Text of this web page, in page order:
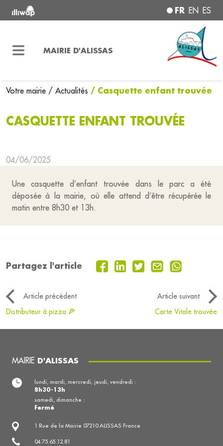
FR EN ES
MAIRIE D'ALISSAS
Votre mairie / Actualités / Casquette enfant trouvée
CASQUETTE ENFANT TROUVÉE
04/06/2025
Une casquette d’enfant trouvée dans le parc a été
déposée à la mairie, où elle attend d’être récupérée le
matin entre 8h30 et 13h.
Partagez l'article
Article précédent
Article suivant
Distributeur à pizza 🍕
Carte Vitale trouvée
MAIRIE D'ALISSAS
1 Rue de la Mairie 07210 ALISSAS France
04.75.65.12.81
lundi, mardi, mercredi, jeudi, vendredi :
8h30-13h
samedi, dimanche :
Fermé